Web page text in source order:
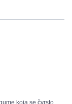
koja se čvrsto